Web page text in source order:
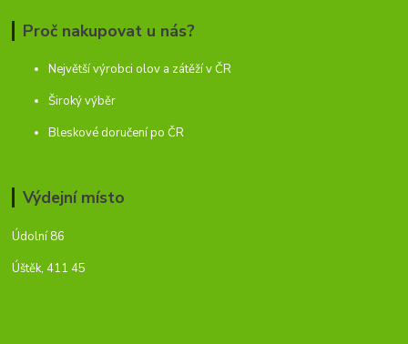
Proč nakupovat u nás?
Největší výrobci olov a zátěží v ČR
Široký výběr
Bleskové doručení po ČR
Výdejní místo
Údolní 86
Úštěk, 411 45